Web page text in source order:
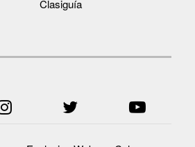
Clasiguía